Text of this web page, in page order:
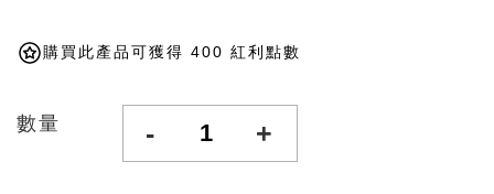
購買此產品可獲得 400 紅利點數
數量 - +